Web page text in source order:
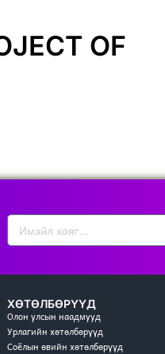
OF
ХӨТӨЛБӨРҮҮД
Олон улсын наадмууд
Урлагийн хөтөлбөрүүд
Соёлын өвийн хөтөлбөрүүд